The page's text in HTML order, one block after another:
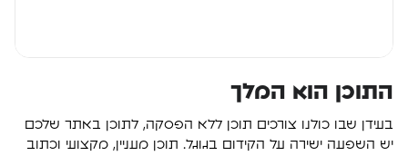
התוכן הוא המלך
בעידן שבו כולנו צורכים תוכן ללא הפסקה, לתוכן באתר שלכם
יש השפעה ישירה על הקידום בגוגל. תוכן מעניין, מקצועי וכתוב